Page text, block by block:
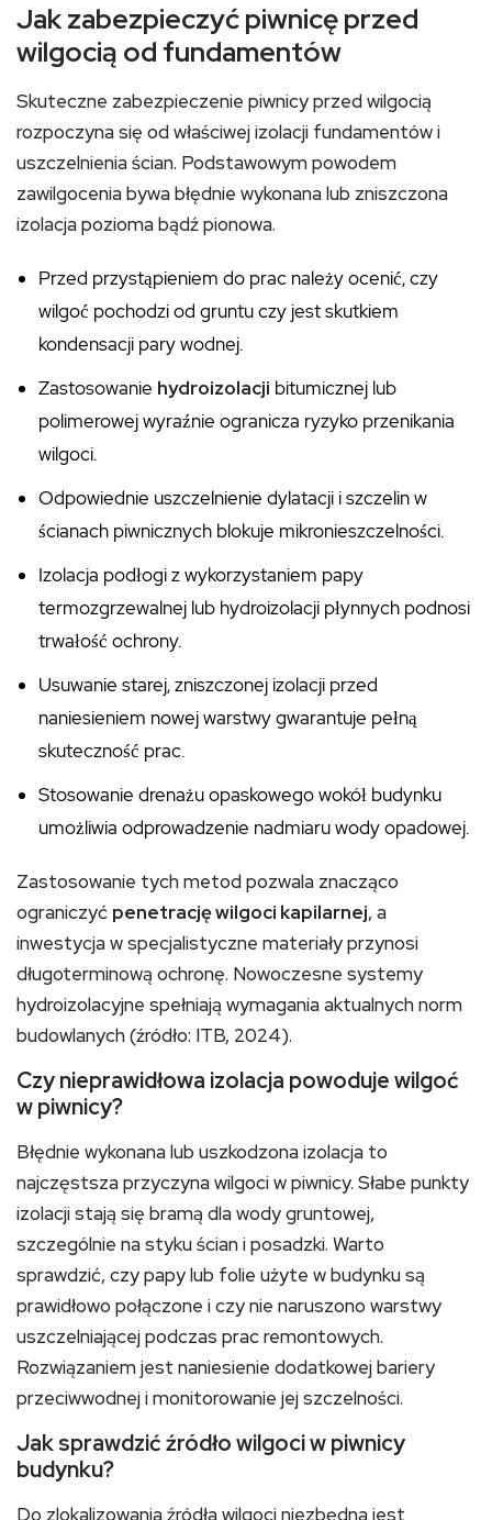
Jak zabezpieczyć piwnicę przed
wilgocią od fundamentów
Skuteczne zabezpieczenie piwnicy przed wilgocią
rozpoczyna się od właściwej izolacji fundamentów i
uszczelnienia ścian. Podstawowym powodem
zawilgocenia bywa błędnie wykonana lub zniszczona
izolacja pozioma bądź pionowa.
Przed przystąpieniem do prac należy ocenić, czy
wilgoć pochodzi od gruntu czy jest skutkiem
kondensacji pary wodnej.
Zastosowanie hydroizolacji bitumicznej lub
polimerowej wyraźnie ogranicza ryzyko przenikania
wilgoci.
Odpowiednie uszczelnienie dylatacji i szczelin w
ścianach piwnicznych blokuje mikronieszczelności.
Izolacja podłogi z wykorzystaniem papy
termozgrzewalnej lub hydroizolacji płynnych podnosi
trwałość ochrony.
Usuwanie starej, zniszczonej izolacji przed
naniesieniem nowej warstwy gwarantuje pełną
skuteczność prac.
Stosowanie drenażu opaskowego wokół budynku
umożliwia odprowadzenie nadmiaru wody opadowej.
Zastosowanie tych metod pozwala znacząco
ograniczyć penetrację wilgoci kapilarnej, a
inwestycja w specjalistyczne materiały przynosi
długoterminową ochronę. Nowoczesne systemy
hydroizolacyjne spełniają wymagania aktualnych norm
budowlanych (źródło: ITB, 2024).
Czy nieprawidłowa izolacja powoduje wilgoć
w piwnicy?
Błędnie wykonana lub uszkodzona izolacja to
najczęstsza przyczyna wilgoci w piwnicy. Słabe punkty
izolacji stają się bramą dla wody gruntowej,
szczególnie na styku ścian i posadzki. Warto
sprawdzić, czy papy lub folie użyte w budynku są
prawidłowo połączone i czy nie naruszono warstwy
uszczelniającej podczas prac remontowych.
Rozwiązaniem jest naniesienie dodatkowej bariery
przeciwwodnej i monitorowanie jej szczelności.
Jak sprawdzić źródło wilgoci w piwnicy
budynku?
Do zlokalizowania źródła wilgoci niezbędna jest